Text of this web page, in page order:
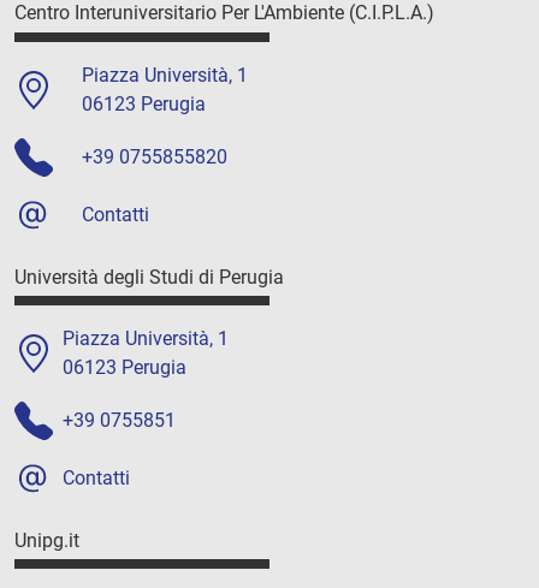
Centro Interuniversitario Per L'Ambiente (C.I.P.L.A.)
Piazza Università, 1
06123 Perugia
+39 0755855820
Contatti
Università degli Studi di Perugia
Piazza Università, 1
06123 Perugia
+39 0755851
Contatti
Unipg.it